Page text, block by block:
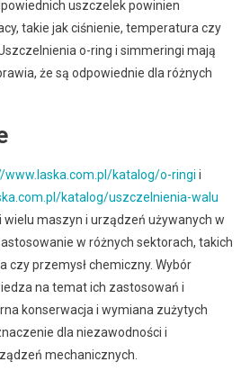
uszczelek powinien
takie jak ciśnienie, temperatura czy
o-ring i simmeringi mają
że są odpowiednie dla różnych
www.laska.com.pl/katalog/o-ringi i
katalog/uszczelnienia-walu
maszyn i urządzeń używanych w
w różnych sektorach, takich
czy przemysł chemiczny. Wybór
na temat ich zastosowań i
konserwacja i wymiana zużytych
dla niezawodności i
mechanicznych.